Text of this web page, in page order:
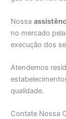
Nossa
no mercado
execução dos
Atendemos
qualidade.
Contate Nossa